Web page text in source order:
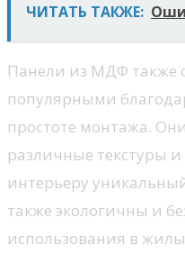
ЧИТАТЬ ТАКЖЕ:
Панели из МДФ также
популярными
простоте монтажа.
различные текстуры
интерьеру
также экологичны и
использования в